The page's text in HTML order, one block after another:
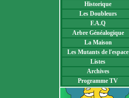
Historique
Les Doubleurs
F.A.Q
Arbre Généalogique
La Maison
Les Mutants de l'espace
Listes
Archives
Programme TV